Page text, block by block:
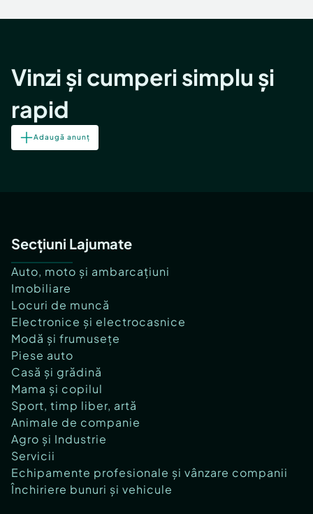
Vinzi și cumperi simplu și
rapid
Adaugă anunț
Secțiuni Lajumate
Auto, moto și ambarcațiuni
Imobiliare
Locuri de muncă
Electronice și electrocasnice
Modă și frumusețe
Piese auto
Casă și grădină
Mama și copilul
Sport, timp liber, artă
Animale de companie
Agro și Industrie
Servicii
Echipamente profesionale și vânzare companii
Închiriere bunuri și vehicule